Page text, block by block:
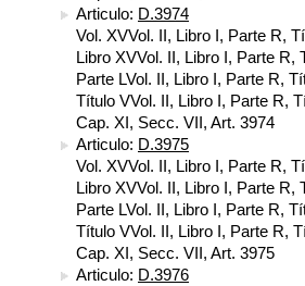
Articulo: D.3974
Vol. XVVol. II, Libro I, Parte R,
Libro XVVol. II, Libro I, Parte R,
Parte LVol. II, Libro I, Parte R,
Título VVol. II, Libro I, Parte R,
Cap. XI, Secc. VII, Art. 3974
Articulo: D.3975
Vol. XVVol. II, Libro I, Parte R,
Libro XVVol. II, Libro I, Parte R,
Parte LVol. II, Libro I, Parte R,
Título VVol. II, Libro I, Parte R,
Cap. XI, Secc. VII, Art. 3975
Articulo: D.3976